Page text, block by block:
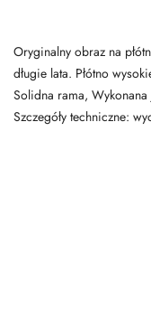
Oryginalny obraz na
długie lata. Płótno
Solidna rama,
Szczegóły techniczne: